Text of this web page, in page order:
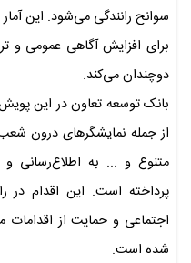
سوانح رانندگی می‌شود. این
برای افزایش آگاهی عمومی و
دوچندان می‌کند.
بانک توسعه تعاون در این
از جمله نمایشگرهای درون
متنوع و ... به اطلاع‌رسانی و
پرداخته است. این اقدام در
اجتماعی و حمایت از
شده است.